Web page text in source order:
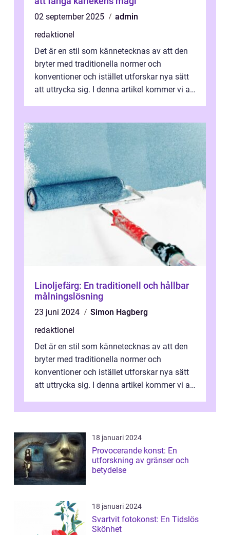
02 september 2025
admin
redaktionel
Det är en stil som kännetecknas av att den
bryter med traditionella normer och
konventioner och istället utforskar nya sätt
att uttrycka sig. I denna artikel kommer vi att
Linoljefärg: En traditionell och hållbar
målningslösning
23 juni 2024
Simon Hagberg
redaktionel
Det är en stil som kännetecknas av att den
bryter med traditionella normer och
konventioner och istället utforskar nya sätt
att uttrycka sig. I denna artikel kommer vi att
18 januari 2024
Provocerande konst: En
utforskning av gränser och
betydelse
18 januari 2024
Svartvit fotokonst: En Tidslös
Skönhet